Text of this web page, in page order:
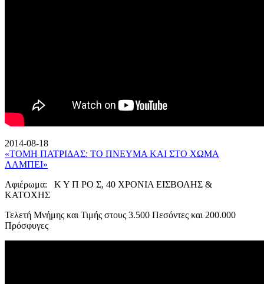
2014-08-18
«ΤΟΜΗ ΠΑΤΡΙΔΑΣ: ΤΟ ΠΝΕΥΜΑ ΚΑΙ ΣΤΟ ΧΩΜΑ
ΛΑΜΠΕΙ»
Αφιέρωμα: Κ Υ Π ΡΟ Σ, 40 ΧΡΟΝΙΑ ΕΙΣΒΟΛΗΣ &
ΚΑΤΟΧΗΣ
Τελετή Μνήμης και Τιμής στους 3.500 Πεσόντες και 200.000
Πρόσφυγες